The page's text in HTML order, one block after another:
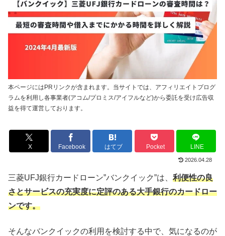
本ページにはPRリンクが含まれます。当サイトでは、アフィリエイトプログ
ラムを利用し各事業者(アコム/プロミス/アイフルなど)から委託を受け広告収
益を得て運営しております。
X Facebook はてブ Pocket LINE
2026.04.28
三菱UFJ銀行カードローン”バンクイック”は、 利便性の良
さとサービスの充実度に定評のある大手銀行のカードロー
ンです。
そんなバンクイックの利用を検討する中で、気になるのが